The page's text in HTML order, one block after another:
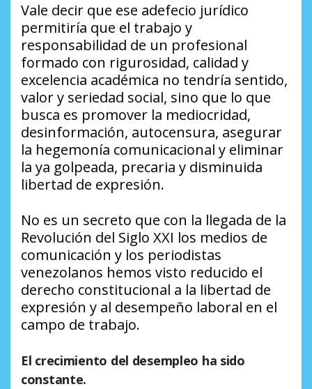
Vale decir que ese adefecio jurídico
permitiría que el trabajo y
responsabilidad de un profesional
formado con rigurosidad, calidad y
excelencia académica no tendría sentido,
valor y seriedad social, sino que lo que
busca es promover la mediocridad,
desinformación, autocensura, asegurar
la hegemonía comunicacional y eliminar
la ya golpeada, precaria y disminuida
libertad de expresión.
No es un secreto que con la llegada de la
Revolución del Siglo XXI los medios de
comunicación y los periodistas
venezolanos hemos visto reducido el
derecho constitucional a la libertad de
expresión y al desempeño laboral en el
campo de trabajo.
El crecimiento del desempleo ha sido
constante.